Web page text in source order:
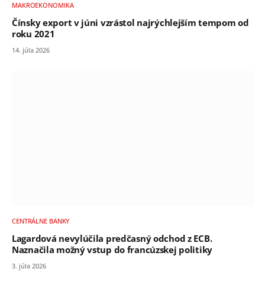
MAKROEKONOMIKA
Čínsky export v júni vzrástol najrýchlejším tempom od
roku 2021
14. júla 2026
CENTRÁLNE BANKY
Lagardová nevylúčila predčasný odchod z ECB.
Naznačila možný vstup do francúzskej politiky
3. júla 2026